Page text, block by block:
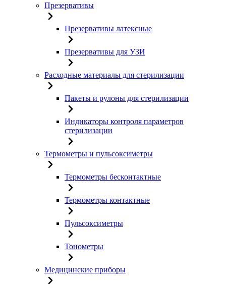
Презервативы
Презервативы латексные
Презервативы для УЗИ
Расходные материалы для стерилизации
Пакеты и рулоны для стерилизации
Индикаторы контроля параметров
стерилизации
Термометры и пульсоксиметры
Термометры бесконтактные
Термометры контактные
Пульсоксиметры
Тонометры
Медицинские приборы